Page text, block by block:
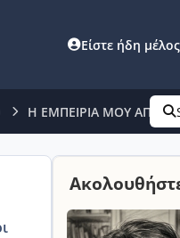
Είστε ήδη
Η ΕΜΠΕΙΡΙΑ ΜΟΥ ΑΠΟ ΤΗ